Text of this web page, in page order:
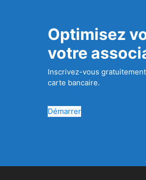
Optimisez
votre
Inscrivez-vous
carte bancaire.
Démarrer